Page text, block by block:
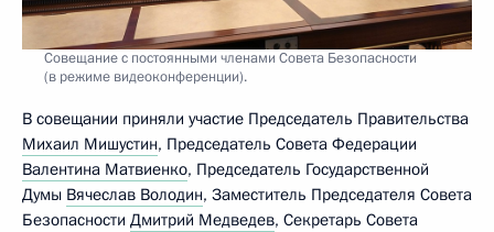
Совещание с постоянными членами Совета Безопасности
(в режиме видеоконференции).
В совещании приняли участие Председатель Правительства
Михаил Мишустин, Председатель Совета Федерации
Валентина Матвиенко, Председатель Государственной
Думы Вячеслав Володин, Заместитель Председателя Совета
Безопасности Дмитрий Медведев, Секретарь Совета